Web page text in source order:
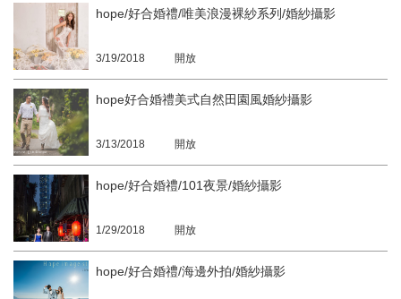
hope/好合婚禮/唯美浪漫裸紗系列/婚紗攝影
3/19/2018 開放
hope好合婚禮美式自然田園風婚紗攝影
3/13/2018 開放
hope/好合婚禮/101夜景/婚紗攝影
1/29/2018 開放
hope/好合婚禮/海邊外拍/婚紗攝影